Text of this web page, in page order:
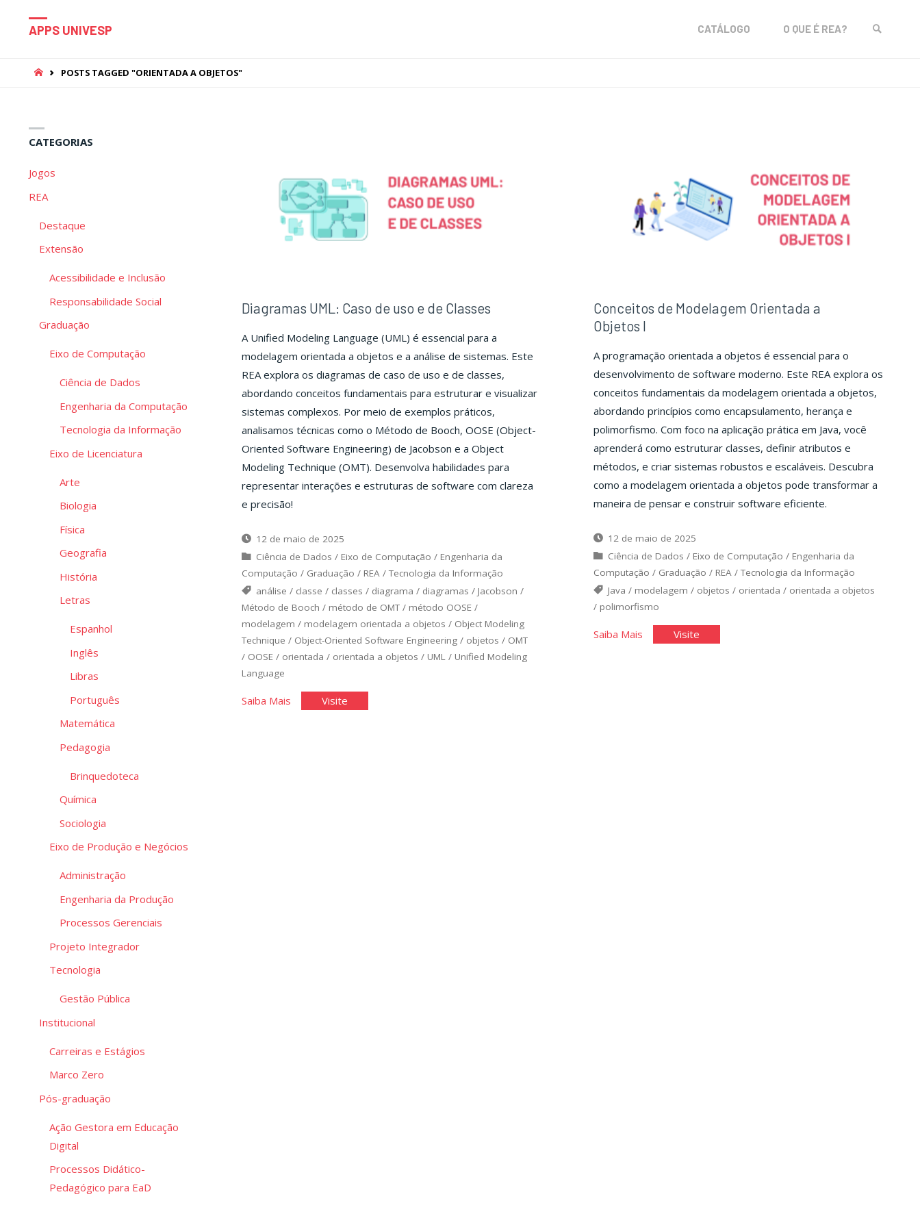
APPS UNIVESP CATÁLOGO O QUE É REA?
HOMEPOSTS TAGGED "ORIENTADA A OBJETOS"
Diagramas UML: Caso de uso e de Classes
A Unified Modeling Language (UML) é essencial para a
modelagem orientada a objetos e a análise de sistemas. Este
REA explora os diagramas de caso de uso e de classes,
abordando conceitos fundamentais para estruturar e visualizar
sistemas complexos. Por meio de exemplos práticos,
analisamos técnicas como o Método de Booch, OOSE (Object-
Oriented Software Engineering) de Jacobson e a Object
Modeling Technique (OMT). Desenvolva habilidades para
representar interações e estruturas de software com clareza
e precisão!
12 de maio de 2025
Ciência de Dados / Eixo de Computação / Engenharia da
Computação / Graduação / REA/Tecnologia da Informação
análise / classe / classes / diagrama / diagramas / Jacobson /
Método de Booch / método de OMT/ método OOSE/
modelagem / modelagem orientada a objetos / Object Modeling
Technique / Object-Oriented Software Engineering/ objetos / OMT
/ OOSE/ orientada / orientada a objetos / UML/ Unified Modeling
Language
Saiba Mais"Diagramas
Visite"Diagramas
Conceitos de Modelagem Orientada a
Objetos I
A programação orientada a objetos é essencial para o
desenvolvimento de software moderno. Este REA explora os
conceitos fundamentais da modelagem orientada a objetos,
abordando princípios como encapsulamento, herança e
polimorfismo. Com foco na aplicação prática em Java, você
aprenderá como estruturar classes, definir atributos e
métodos, e criar sistemas robustos e escaláveis. Descubra
como a modelagem orientada a objetos pode transformar a
maneira de pensar e construir software eficiente.
12 de maio de 2025
Ciência de Dados / Eixo de Computação / Engenharia da
Computação / Graduação / REA/Tecnologia da Informação
Java / modelagem / objetos / orientada / orientada a objetos
/ polimorfismo
Saiba Mais"Conceitos
Visite"Conceitos
CATEGORIAS
Jogos
REA
Destaque
Extensão
Acessibilidade e Inclusão
Responsabilidade Social
Graduação
Eixo de Computação
Ciência de Dados
Engenharia da Computação
Tecnologia da Informação
Eixo de Licenciatura
Arte
Biologia
Física
Geografia
História
Letras
Espanhol
Inglês
Libras
Português
Matemática
Pedagogia
Brinquedoteca
Química
Sociologia
Eixo de Produção e Negócios
Administração
Engenharia da Produção
Processos Gerenciais
Projeto Integrador
Tecnologia
Gestão Pública
Institucional
Carreiras e Estágios
Marco Zero
Pós-graduação
Ação Gestora em Educação
Digital
Processos Didático-
Pedagógico para EaD